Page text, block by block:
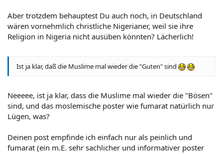
Aber trotzdem behauptest Du auch noch, in Deutschland
wären vornehmlich christliche Nigerianer, weil sie ihre
Religion in Nigeria nicht ausüben könnten? Lächerlich!
Ist ja klar, daß die Muslime mal wieder die "Guten" sind
Neeeee, ist ja klar, dass die Muslime mal wieder die "Bösen"
sind, und das moslemische poster wie fumarat natürlich nur
Lügen, was?
Deinen post empfinde ich einfach nur als peinlich und
fumarat (ein m.E. sehr sachlicher und informativer poster